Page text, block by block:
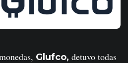
Glufco, detuvo todas